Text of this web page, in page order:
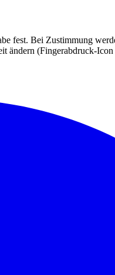
fest. Bei Zustimmung
ändern (Fingerabdruck-